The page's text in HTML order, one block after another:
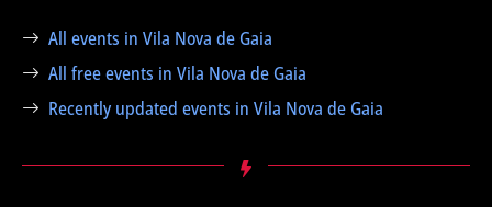
All events in Vila Nova de Gaia
All free events in Vila Nova de Gaia
Recently updated events in Vila Nova de Gaia